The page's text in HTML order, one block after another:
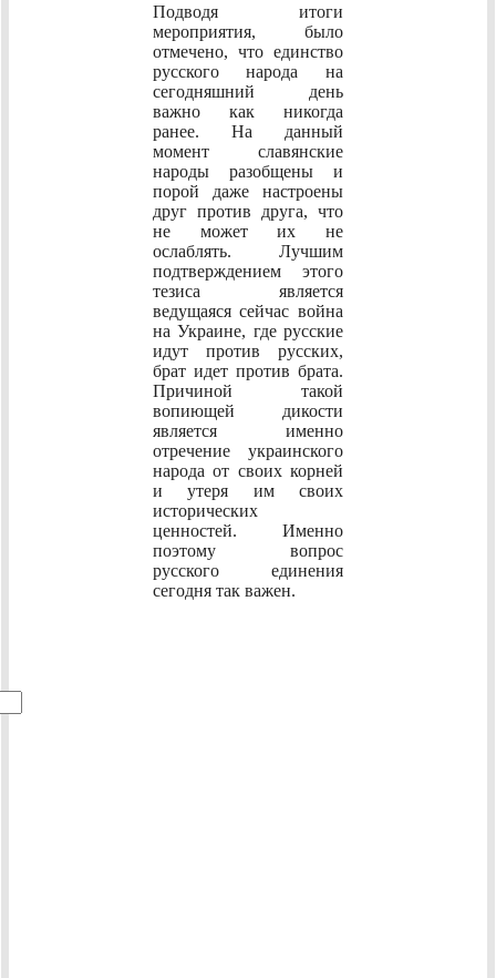
Подводя итоги
мероприятия, было
отмечено, что единство
русского народа на
сегодняшний день
важно как никогда
ранее. На данный
момент славянские
народы разобщены и
порой даже настроены
друг против друга, что
не может их не
ослаблять. Лучшим
подтверждением этого
тезиса является
ведущаяся сейчас война
на Украине, где русские
идут против русских,
брат идет против брата.
Причиной такой
вопиющей дикости
является именно
отречение украинского
народа от своих корней
и утеря им своих
исторических
ценностей. Именно
поэтому вопрос
русского единения
сегодня так важен.